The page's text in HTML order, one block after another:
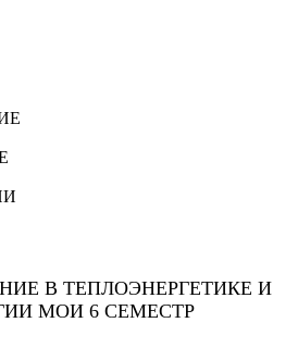
В ТЕПЛОЭНЕРГЕТИКЕ И
МОИ 6 СЕМЕСТР